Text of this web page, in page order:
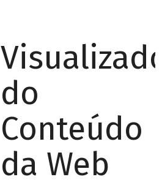
Visualizador
do
Conteúdo
da Web